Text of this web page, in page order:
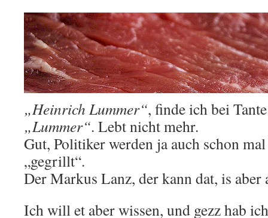
„Heinrich Lummer“, finde ich bei
„Lummer“. Lebt nicht mehr.
Gut, Politiker werden ja auch schon
„gegrillt“.
Der Markus Lanz, der kann dat, is aber
Ich will et aber wissen, und gezz hab